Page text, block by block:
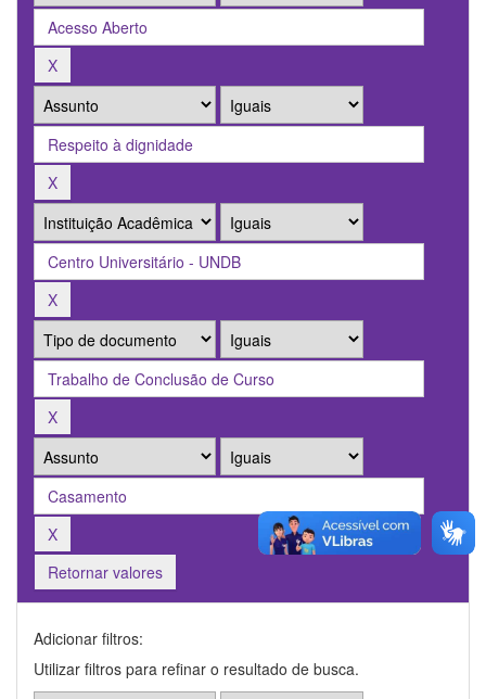
Retornar valores
Adicionar filtros:
Utilizar filtros para refinar o resultado de busca.